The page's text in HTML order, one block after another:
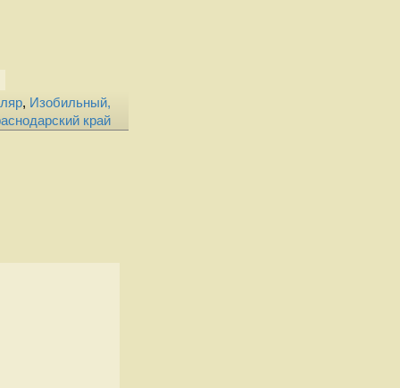
, Изобильный,
край